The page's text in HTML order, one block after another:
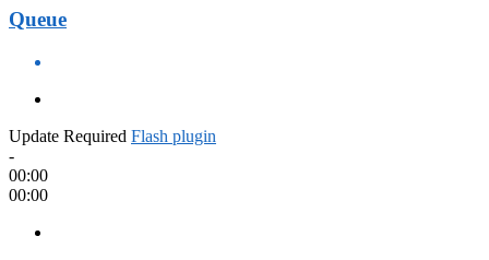
Queue
Update Required Flash plugin
-
00:00
00:00